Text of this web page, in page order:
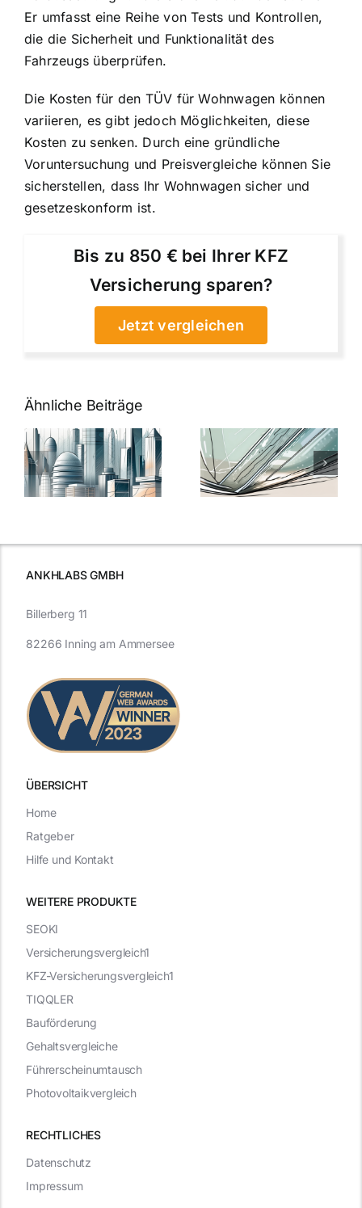
Er umfasst eine Reihe von Tests und Kontrollen,
die die Sicherheit und Funktionalität des
Fahrzeugs überprüfen.
Die Kosten für den TÜV für Wohnwagen können
variieren, es gibt jedoch Möglichkeiten, diese
Kosten zu senken. Durch eine gründliche
Voruntersuchung und Preisvergleiche können Sie
sicherstellen, dass Ihr Wohnwagen sicher und
gesetzeskonform ist.
Bis zu 850 € bei Ihrer KFZ
Versicherung sparen?
Jetzt vergleichen
Ähnliche Beiträge
5 Gründe,
warum
Nanoversiegelung
auf Glas
7
Expertentipps
für maximale
ANKHLABS GMBH
ÜBERSICHT
WEITERE PRODUKTE
RECHTLICHES
Billerberg 11
82266 Inning am Ammersee
Datenschutz
Impressum
SEOKI
Versicherungsvergleich1
KFZ-Versicherungsvergleich1
TIQQLER
Bauförderung
Gehaltsvergleiche
Führerscheinumtausch
Photovoltaikvergleich
Home
Ratgeber
Hilfe und Kontakt